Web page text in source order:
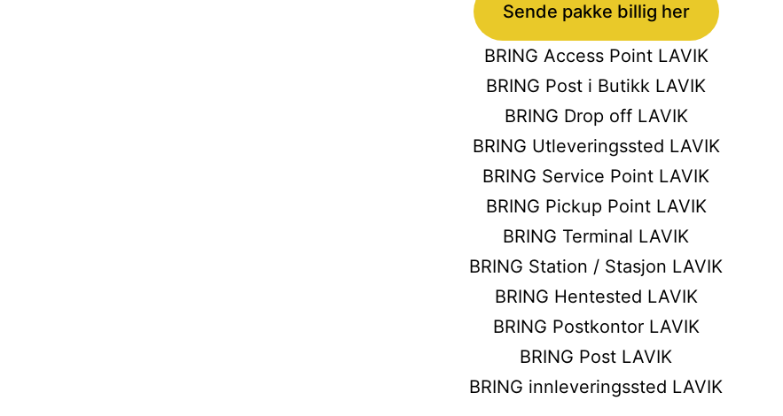
Sende pakke billig her
BRING Access Point LAVIK
BRING Post i Butikk LAVIK
BRING Drop off LAVIK
BRING Utleveringssted LAVIK
BRING Service Point LAVIK
BRING Pickup Point LAVIK
BRING Terminal LAVIK
BRING Station / Stasjon LAVIK
BRING Hentested LAVIK
BRING Postkontor LAVIK
BRING Post LAVIK
BRING innleveringssted LAVIK